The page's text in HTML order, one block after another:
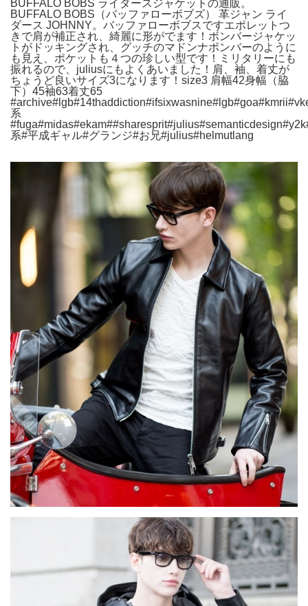
BUFFALO BOBS ライダースジャケットの通販。
BUFFALO BOBS（バッファローボブズ） 革ジャン ライ
ダース JOHNNY。バッファローボブスですエポレットつ
きで肩が補正され、綺麗に形がでます！ボンバージャケッ
トがドッキングされ、グッチのマドンナボンバーのように
も見え、ポケットも４つの珍しい型です！ミリタリーにも
振れるので、juliusにもよくあいました！肩、袖、着丈が
ちょうど良いサイズ3になります！size3 肩幅42身幅（脇
下）45袖63着丈65
系
系#平成ギャル#グランジ#お兄#julius#helmutlang